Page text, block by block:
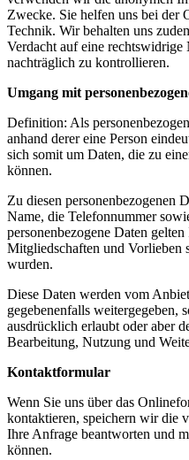
Zwecke. Sie helfen uns bei der
Technik. Wir behalten uns
Verdacht auf eine rechtswidrige
nachträglich zu kontrollieren.
Umgang mit
Definition: Als
anhand derer eine Person
sich somit um Daten, die zu
können.
Zu diesen personenbezogenen
Name, die Telefonnummer
personenbezogene Daten
Mitgliedschaften und Vorlieben
wurden.
Diese Daten werden vom
gegebenenfalls weitergegeben,
ausdrücklich erlaubt oder aber
Bearbeitung, Nutzung und
Kontaktformular
Wenn Sie uns über das
kontaktieren, speichern wir die
Ihre Anfrage beantworten und
können.